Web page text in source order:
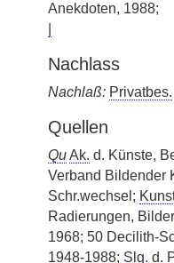
Anekdoten, 1988;
Nachlass
Nachlaß: Privatbes.
Quellen
QuAk. d. Künste,
Verband Bildender
Schr.wechsel;
Radierungen, Bilder
1968; 50 Decilith-
1948-1988; Slg. d.